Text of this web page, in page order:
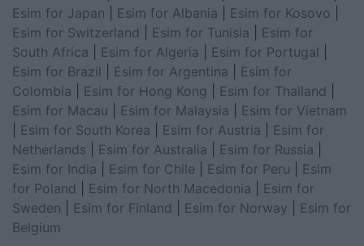
Esim for Japan
Esim for Albania Esim for Kosovo
Esim for Switzerland
Esim for Tunisia
Esim for
South Africa
Esim for Algeria Esim for Portugal
Esim for Brazil
Esim for Argentina
Esim for
Colombia
Esim for Hong Kong Esim for Thailand
Esim for Macau
Esim for Malaysia
Esim for Vietnam
Esim for South Korea Esim for Austria
Esim for
Netherlands
Esim for Australia Esim for Russia
Esim for India
Esim for Chile Esim for Peru
Esim
for Poland
Esim for North Macedonia
Esim for
Sweden
Esim for Finland Esim for Norway
Esim for
Belgium